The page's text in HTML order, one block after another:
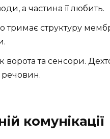
а частина її любить.
тримає структуру
ворота та сенсори.
речовин.
комунікації